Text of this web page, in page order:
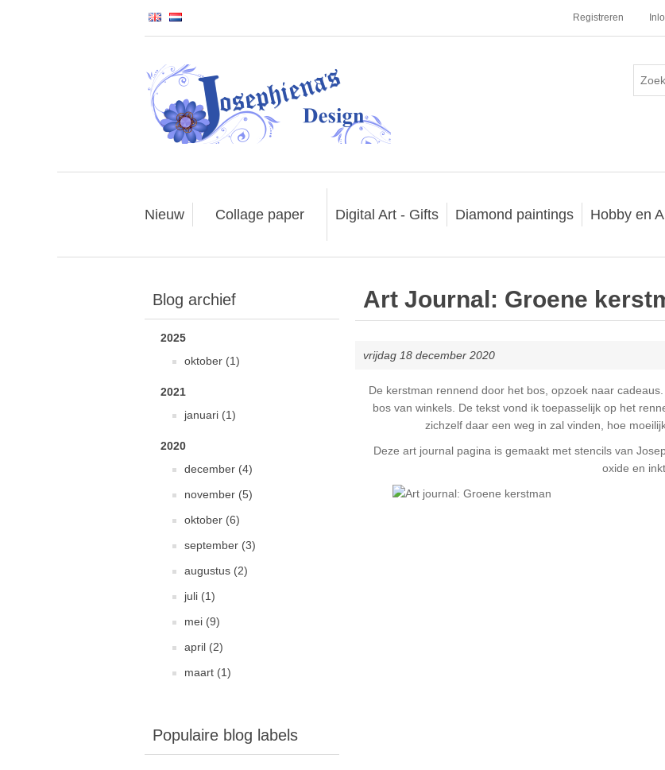
Registreren
Nieuw Collage paper Digital Art - Gifts Diamond paintings Hobby en
Blog archief
2025
oktober (1)
2021
januari (1)
2020
december (4)
november (5)
oktober (6)
september (3)
augustus (2)
juli (1)
mei (9)
april (2)
maart (1)
Populaire blog labels
Art Journal: Groene
vrijdag 18 december 2020
De kerstman rennend door het bos, opzoek naar
bos van winkels. De tekst vond ik toepasselijk op het
zichzelf daar een weg in zal vinden, hoe
Deze art journal pagina is gemaakt met stencils van
oxide en